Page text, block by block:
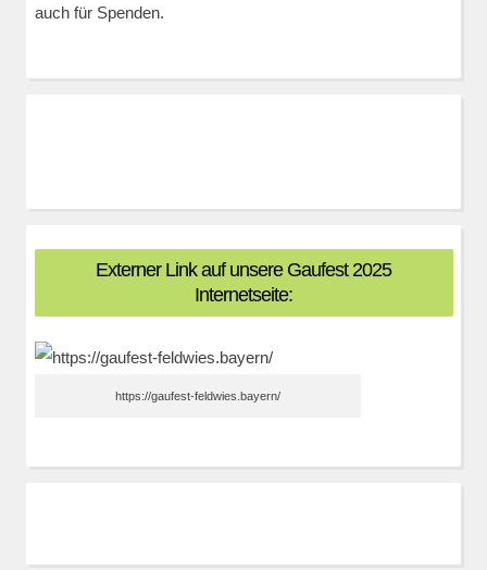
auch für Spenden.
Externer Link auf unsere Gaufest 2025
Internetseite:
https://gaufest-feldwies.bayern/